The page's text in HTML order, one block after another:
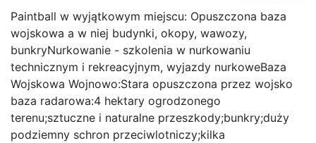
Paintball w wyjątkowym miejscu: Opuszczona baza
wojskowa a w niej budynki, okopy, wawozy,
bunkryNurkowanie - szkolenia w nurkowaniu
technicznym i rekreacyjnym, wyjazdy nurkoweBaza
Wojskowa Wojnowo:Stara opuszczona przez wojsko
baza radarowa:4 hektary ogrodzonego
terenu;sztuczne i naturalne przeszkody;bunkry;duży
podziemny schron przeciwlotniczy;kilka